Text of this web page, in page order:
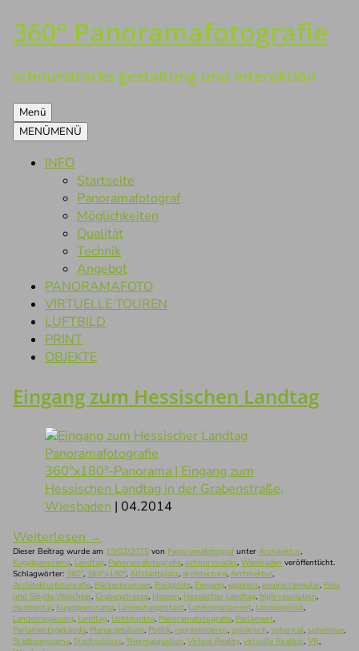
Zum
Inhalt
360° Panoramafotografie
schnurstracks gestaltung und interaktion
Menü
MENÜMENÜ
INFO
Startseite
Panoramafotograf
Möglichkeiten
Qualität
Technik
Angebot
PANORAMAFOTO
VIRTUELLE TOUREN
LUFTBILD
PRINT
OBJEKTE
Eingang zum Hessischen Landtag
360°x180°-Panorama | Eingang zum
Hessischen Landtag in der Grabenstraße,
Wiesbaden | 04.2014
Weiterlesen →
Dieser Beitrag wurde am 19/02/2015 von Panoramafotografunter Architektur,
Kugelpanorama, Landtag, Panoramafotografie, schnurstracks, Wiesbaden veröffentlicht.
Schlagwörter: 360°, 360°x180°, Altstadtplatz, architecture, Architektur,
Architekturfotografie, Bäckerbrunnen, Backplate, Eingang, equirect, equirectangular, Felix
und Sibylle Waechter, Grabenstrasse, Hessen, Hessischer Landtag, high-resolution,
Horizontal, Kugelpanorama, Landeshauptstadt, Landesparlament, Landespolitik,
Landesregierung, Landtag, Lichtpunkte, Panoramafotografie, Parlament,
Parlamentsgebäude, Plenargebäude, Politik, repräsentieren, sphärisch, spherical, spherique,
Stadtpanorama, Stadtschloss, Thermalquellen, Virtual Reality, virtuelle Realität, VR,